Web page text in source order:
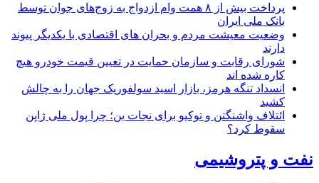
پرداخت بیش از ۸ همت وام ازدواج به زوج‌های جوان توسط
بانک ملی ایران
وضعیت معیشت مردم و بحران های اقتصادی با یکدیگر پیوند
دارند
شورای رقابت و سازمان حمایت در تعیین قیمت خودرو هیچ
کاره شده اند
انسداد تنگه هرمز، بازار اسید سولفوریک جهان را به چالش
کشید
ائتلاف واشنگتن و توکیو برای نجات ین؛ چرا پول ملی ژاپن
سقوط کرد؟
نفت و پتروشیمی